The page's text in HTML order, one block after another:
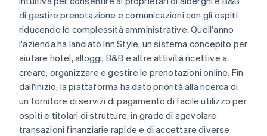
di gestire prenotazione e comunicazioni con gli ospiti
riducendo le complessità amministrative. Quell'anno
l'azienda ha lanciato Inn Style, un sistema concepito per
aiutare hotel, alloggi, B&B e altre attività ricettive a
creare, organizzare e gestire le prenotazioni online. Fin
dall'inizio, la piattaforma ha dato priorità alla ricerca di
un fornitore di servizi di pagamento di facile utilizzo per
ospiti e titolari di strutture, in grado di agevolare
transazioni finanziarie rapide e di accettare diverse